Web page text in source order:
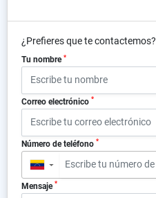
¿Prefieres que te contactemos?
Tu nombre *
Correo electrónico *
Número de teléfono *
▼
Mensaje *